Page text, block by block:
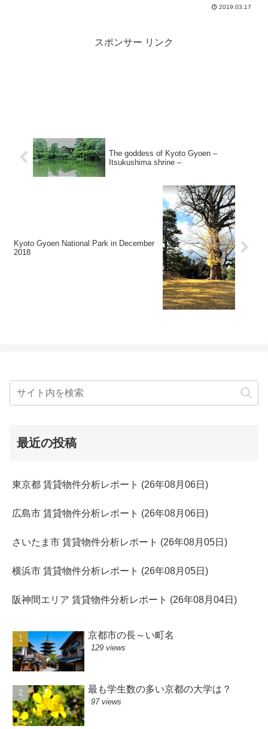
2019.03.17
スポンサー リンク
The goddess of Kyoto Gyoen –
Itsukushima shrine –
Kyoto Gyoen National Park in December
2018
最近の投稿
東京都 賃貸物件分析レポート (26年08月06日)
広島市 賃貸物件分析レポート (26年08月06日)
さいたま市 賃貸物件分析レポート (26年08月05日)
横浜市 賃貸物件分析レポート (26年08月05日)
阪神間エリア 賃貸物件分析レポート (26年08月04日)
京都市の長～い町名
129 views
最も学生数の多い京都の大学は？
97 views